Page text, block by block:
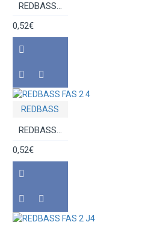
REDBASS FAS 2 30
0,52€
REDBASS
REDBASS FAS 2 4
0,52€